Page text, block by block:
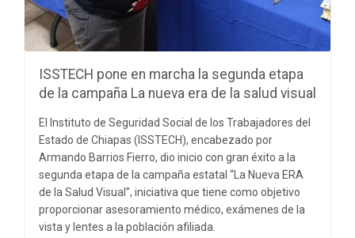
ISSTECH pone en marcha la segunda etapa
de la campaña La nueva era de la salud visual
El Instituto de Seguridad Social de los Trabajadores del
Estado de Chiapas (ISSTECH), encabezado por
Armando Barrios Fierro, dio inicio con gran éxito a la
segunda etapa de la campaña estatal “La Nueva ERA
de la Salud Visual”, iniciativa que tiene como objetivo
proporcionar asesoramiento médico, exámenes de la
vista y lentes a la población afiliada.